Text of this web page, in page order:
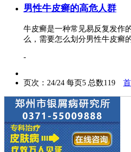
男性牛皮癣的高危人群
牛皮癣是一种常见易反复发作
么，需要怎么划分男性牛皮癣
-
页次：24/24 每页5 总数119